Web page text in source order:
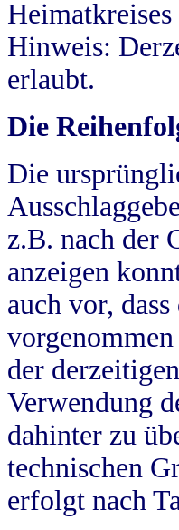
Hinweis:
erlaubt.
Die
Die
z.B. nach der
anzeigen
auch vor,
der
Verwendung
dahinter zu
technischen
erfolgt nach